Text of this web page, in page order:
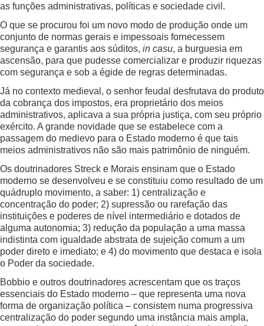
as funções administrativas, políticas e sociedade civil.
O que se procurou foi um novo modo de produção onde um
conjunto de normas gerais e impessoais fornecessem
segurança e garantis aos súditos, in casu, a burguesia em
ascensão, para que pudesse comercializar e produzir riquezas
com segurança e sob a égide de regras determinadas.
Já no contexto medieval, o senhor feudal desfrutava do produto
da cobrança dos impostos, era proprietário dos meios
administrativos, aplicava a sua própria justiça, com seu próprio
exército. A grande novidade que se estabelece com a
passagem do medievo para o Estado moderno é que tais
meios administrativos não são mais patrimônio de ninguém.
Os doutrinadores Streck e Morais ensinam que o Estado
moderno se desenvolveu e se constituiu como resultado de um
quádruplo movimento, a saber: 1) centralização e
concentração do poder; 2) supressão ou rarefação das
instituições e poderes de nível intermediário e dotados de
alguma autonomia; 3) redução da população a uma massa
indistinta com igualdade abstrata de sujeição comum a um
poder direto e imediato; e 4) do movimento que destaca e isola
o Poder da sociedade.
Bobbio e outros doutrinadores acrescentam que os traços
essenciais do Estado moderno – que representa uma nova
forma de organização política – consistem numa progressiva
centralização do poder segundo uma instância mais ampla,